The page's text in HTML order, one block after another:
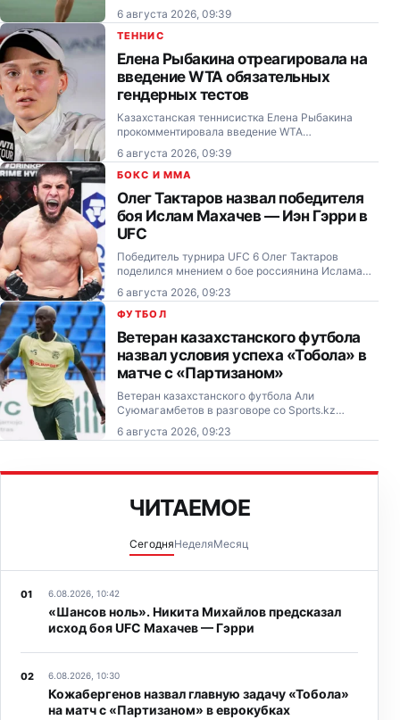
6 августа 2026, 09:39
ТЕННИС
Елена Рыбакина отреагировала на
введение WTA обязательных
гендерных тестов
Казахстанская теннисистка Елена Рыбакина
прокомментировала введение WTA
обязательного гендерного тестирования для
допуска к соревнованиям под эгидой тура.
6 августа 2026, 09:39
БОКС И MMA
Олег Тактаров назвал победителя
боя Ислам Махачев — Иэн Гэрри в
UFC
Победитель турнира UFC 6 Олег Тактаров
поделился мнением о бое россиянина Ислама
Махачева и ирландца Иэна Гэрри на турнире
UFC 330.
6 августа 2026, 09:23
ФУТБОЛ
Ветеран казахстанского футбола
назвал условия успеха «Тобола» в
матче с «Партизаном»
Ветеран казахстанского футбола Али
Суюмагамбетов в разговоре со Sports.kz
рассказал, как костанайскому «Тоболу» следует
сыграть в гостевом матче третьего
6 августа 2026, 09:23
ЧИТАЕМОЕ
СегодняНеделяМесяц
6.08.2026, 10:42
«Шансов ноль». Никита Михайлов предсказал
исход боя UFC Махачев — Гэрри
6.08.2026, 10:30
Кожабергенов назвал главную задачу «Тобола»
на матч с «Партизаном» в еврокубках